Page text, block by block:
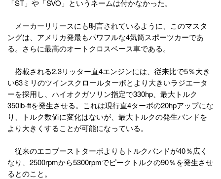
「ST」や「SVO」というネームは付かなかった。
メーカーリリースにも明言されているように、このマスタ
ングは、アメリカ発最もパワフルな4気筒スポーツカーであ
る。さらに最高のオートクロスベース車である。
搭載される2.3リッター直4エンジンには、従来比で5％大き
い63ミリのツインスクロールターボとより大きいラジエータ
ーを採用し、ハイオクガソリン指定で330hp、最大トルク
350lb-ftを発生させる。これは現行直4ターボの20hpアップにな
り、トルク数値に変化はないが、最大トルクの発生バンドを
より大きくすることが可能になっている。
従来のエコブーストターボよりもトルクバンドが40％広く
なり、2500rpmから5300rpmでピークトルクの90％を発生させ
るとのこと。